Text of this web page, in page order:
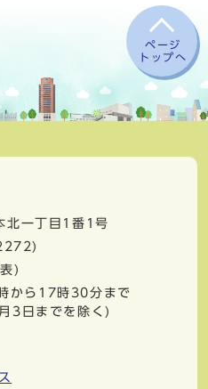
ページ
トップへ
北一丁目1番1号
)
から17時30分まで
3日までを除く)